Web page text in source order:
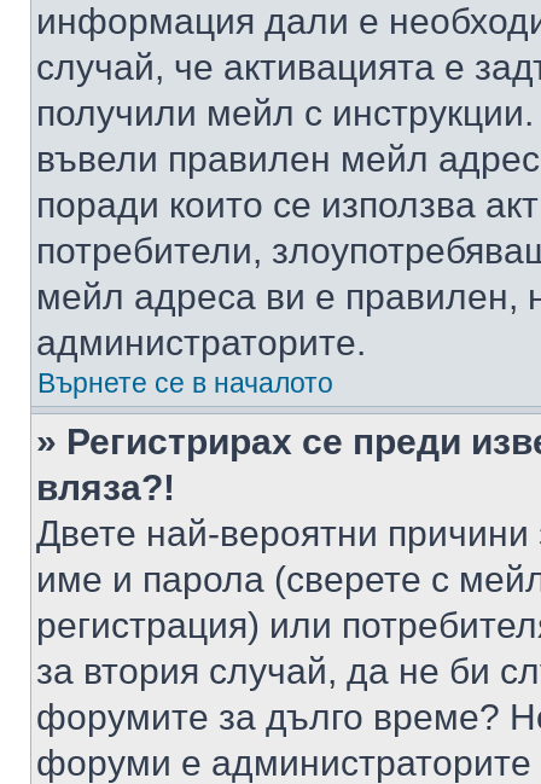
информация дали е
случай, че активацията е
получили мейл с
въвели правилен мейл
поради които се използва
потребители,
мейл адреса ви е правилен,
администраторите.
Върнете се в началото
» Регистрирах се преди
вляза?!
Двете най-вероятни
име и парола (сверете с
регистрация) или
за втория случай, да не би
форумите за дълго време?
форуми е администраторите